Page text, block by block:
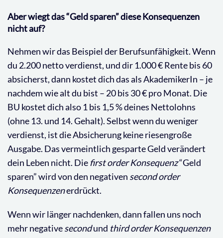
Aber wiegt das “Geld sparen” diese Konsequenzen
nicht auf?
Nehmen wir das Beispiel der Berufsunfähigkeit. Wenn
du 2.200 netto verdienst, und dir 1.000 € Rente bis 60
absicherst, dann kostet dich das als AkademikerIn – je
nachdem wie alt du bist – 20 bis 30 € pro Monat. Die
BU kostet dich also 1 bis 1,5 % deines Nettolohns
(ohne 13. und 14. Gehalt). Selbst wenn du weniger
verdienst, ist die Absicherung keine riesengroße
Ausgabe. Das vermeintlich gesparte Geld verändert
dein Leben nicht. Die first order Konsequenz“Geld
sparen” wird von den negativen second order
Konsequenzenerdrückt.
Wenn wir länger nachdenken, dann fallen uns noch
mehr negativesecondund third order Konsequenzen